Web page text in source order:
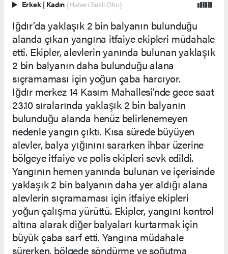
Erkek | Kadın (Haberi Sesli Oku)
Iğdır’da yaklaşık 2 bin balyanın bulunduğu
alanda çıkan yangına itfaiye ekipleri müdahale
etti. Ekipler, alevlerin yanında bulunan yaklaşık
2 bin balyanın daha bulunduğu alana
sıçramaması için yoğun çaba harcıyor.
Iğdır merkez 14 Kasım Mahallesi’nde gece saat
23.10 sıralarında yaklaşık 2 bin balyanın
bulunduğu alanda henüz belirlenemeyen
nedenle yangın çıktı. Kısa sürede büyüyen
alevler, balya yığınını sararken ihbar üzerine
bölgeye itfaiye ve polis ekipleri sevk edildi.
Yangının hemen yanında bulunan ve içerisinde
yaklaşık 2 bin balyanın daha yer aldığı alana
alevlerin sıçramaması için itfaiye ekipleri
yoğun çalışma yürüttü. Ekipler, yangını kontrol
altına alarak diğer balyaları kurtarmak için
büyük çaba sarf etti. Yangına müdahale
sürerken, bölgede söndürme ve soğutma